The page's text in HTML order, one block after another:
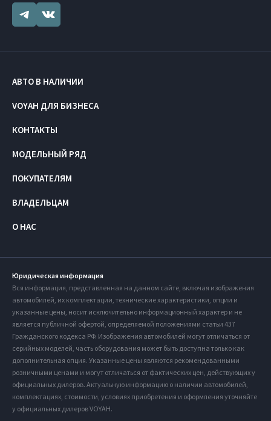
АВТО В НАЛИЧИИ
VOYAH ДЛЯ БИЗНЕСА
КОНТАКТЫ
МОДЕЛЬНЫЙ РЯД
ПОКУПАТЕЛЯМ
ВЛАДЕЛЬЦАМ
О НАС
Юридическая информация
Вся информация, представленная на данном сайте, включая изображения
автомобилей, их комплектации, технические характеристики, опции и
указанные цены, носит исключительно информационный характер и не
является публичной офертой, определяемой положениями статьи 437
Гражданского кодекса РФ. Изображения автомобилей могут отличаться от
серийных моделей, часть оборудования может быть доступна только как
дополнительная опция. Указанные цены являются рекомендованными
розничными ценами и могут отличаться от фактических цен, действующих у
официальных дилеров. Актуальную информацию о наличии автомобилей,
комплектациях, стоимости, условиях приобретения и оформления уточняйте
у официальных дилеров VOYAH.